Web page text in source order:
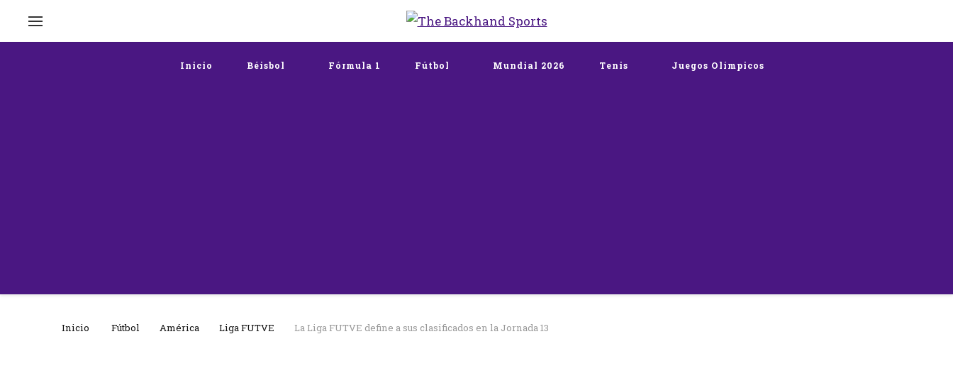
The Backhand Sports
Inicio
Inicio Béisbol Fórmula 1 Fútbol Mundial 2026 Tenis Juegos Olímpicos
Inicio Fútbol América Liga FUTVE La Liga FUTVE define a sus clasificados en la Jornada 13